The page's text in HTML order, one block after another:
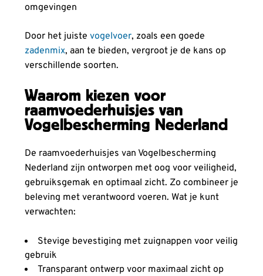
omgevingen
Door het juiste vogelvoer, zoals een goede
zadenmix, aan te bieden, vergroot je de kans op
verschillende soorten.
Waarom kiezen voor
raamvoederhuisjes van
Vogelbescherming Nederland
De raamvoederhuisjes van Vogelbescherming
Nederland zijn ontworpen met oog voor veiligheid,
gebruiksgemak en optimaal zicht. Zo combineer je
beleving met verantwoord voeren. Wat je kunt
verwachten:
Stevige bevestiging met zuignappen voor veilig
gebruik
Transparant ontwerp voor maximaal zicht op